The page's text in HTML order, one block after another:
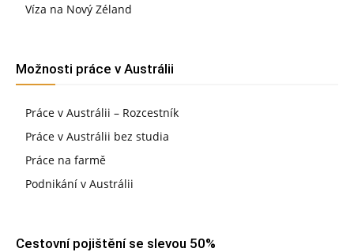
Víza na Nový Zéland
Možnosti práce v Austrálii
Práce v Austrálii – Rozcestník
Práce v Austrálii bez studia
Práce na farmě
Podnikání v Austrálii
Cestovní pojištění se slevou 50%